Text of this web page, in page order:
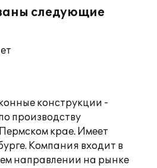
следующие
конструкции -
производству
крае. Имеет
Компания входит в
направлении на рынке